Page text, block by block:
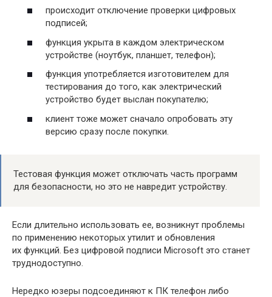
происходит отключение проверки цифровых
подписей;
функция укрыта в каждом электрическом
устройстве (ноутбук, планшет, телефон);
функция употребляется изготовителем для
тестирования до того, как электрический
устройство будет выслан покупателю;
клиент тоже может сначало опробовать эту
версию сразу после покупки.
Тестовая функция может отключать часть программ
для безопасности, но это не навредит устройству.
Если длительно использовать ее, возникнут проблемы
по применению некоторых утилит и обновления
их функций. Без цифровой подписи Microsoft это станет
труднодоступно.
Нередко юзеры подсоединяют к ПК телефон либо